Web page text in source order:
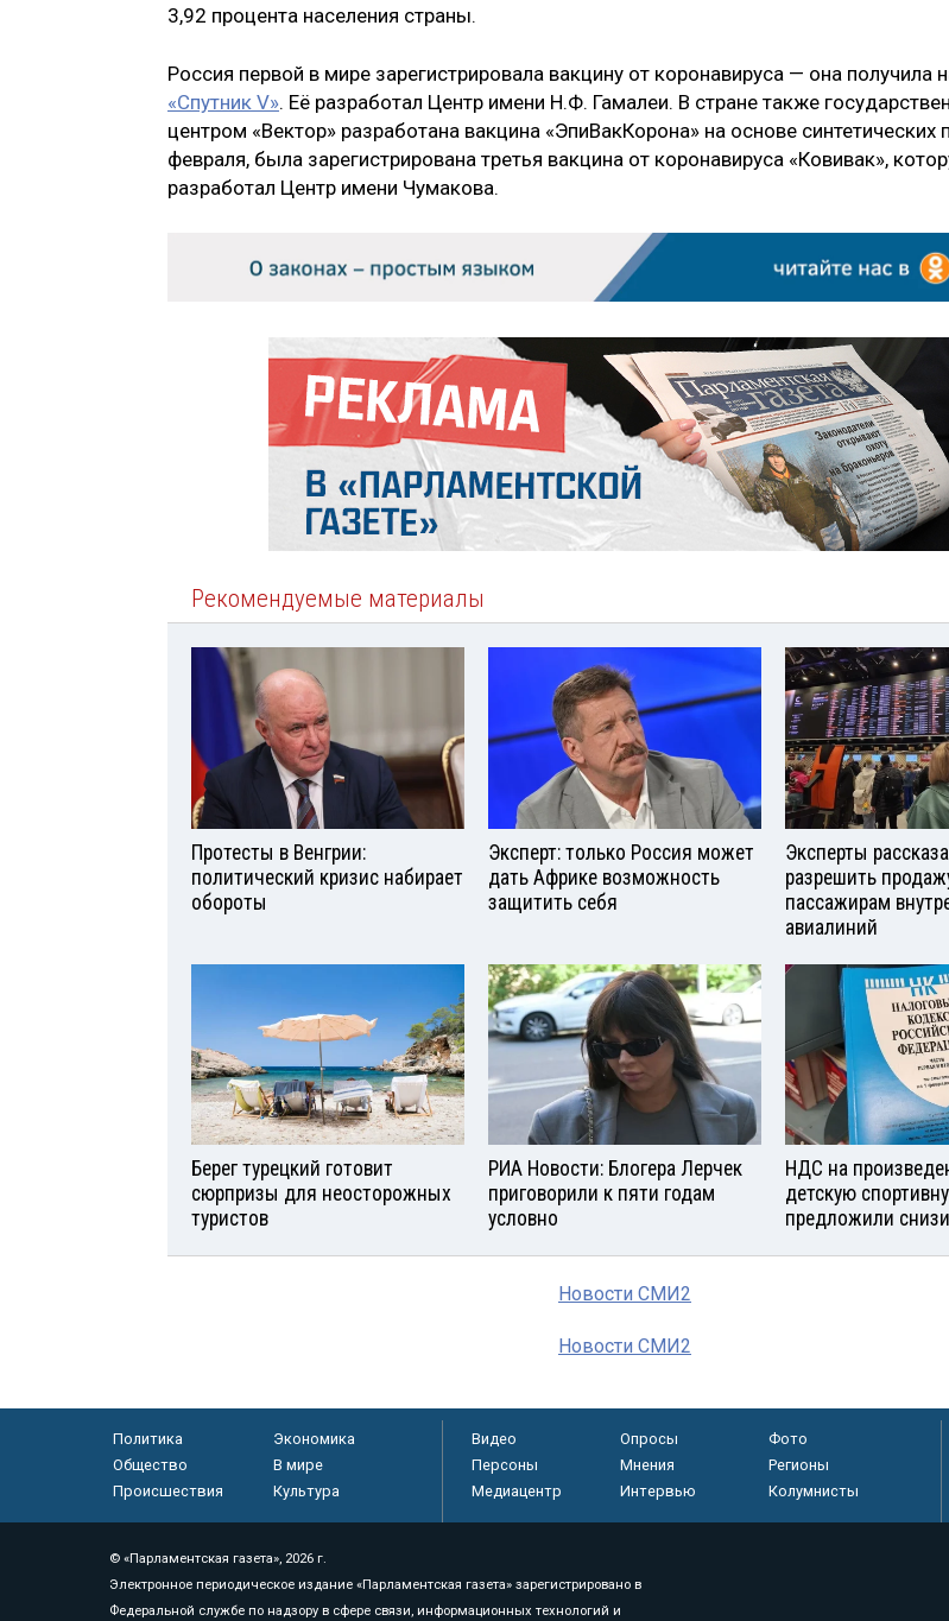
3,92 процента населения страны.
Россия первой в мире зарегистрировала вакцину от коронавируса — она получила
«Спутник V». Её разработал Центр имени Н.Ф. Гамалеи. В стране также
центром «Вектор» разработана вакцина «ЭпиВакКорона» на основе синтетических
февраля, была зарегистрирована третья вакцина от коронавируса «Ковивак»,
разработал Центр имени Чумакова.
Рекомендуемые материалы
Протесты в Венгрии:
политический кризис набирает
обороты
Эксперт: только Россия может
дать Африке возможность
защитить себя
Эксперты
разрешить
пассажирам
авиалиний
Берег турецкий готовит
сюрпризы для неосторожных
туристов
РИА Новости: Блогера Лерчек
приговорили к пяти годам
условно
НДС на
детскую
предложили
Новости СМИ2
Новости СМИ2
Политика
Экономика
Общество
В мире
Происшествия
Культура
Видео Опросы
Фото
Персоны
Мнения
Регионы
Медиацентр
Интервью Колумнисты
© «Парламентская газета», 2026 г.
Электронное периодическое издание «Парламентская газета» зарегистрировано в
Федеральной службе по надзору в сфере связи, информационных технологий и